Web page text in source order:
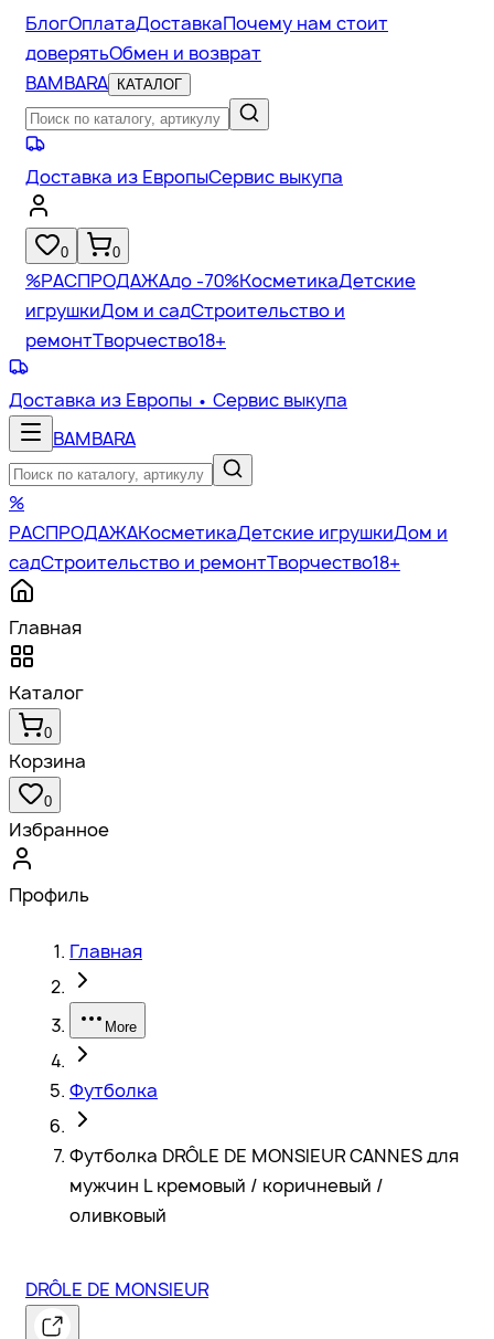
БлогОплатаДоставкаПочему нам стоит
доверятьОбмен и возврат
BAMBARA
КАТАЛОГ
Доставка из ЕвропыСервис выкупа
0 0
%РАСПРОДАЖАдо -70%КосметикаДетские
игрушкиДом и садСтроительство и
ремонтТворчество18+
Доставка из Европы • Сервис выкупа
BAMBARA
%
РАСПРОДАЖАКосметикаДетские игрушкиДом и
садСтроительство и ремонтТворчество18+
Главная
Каталог
0
Корзина
0
Избранное
Профиль
Главная
More
Футболка
Футболка DRÔLE DE MONSIEUR CANNES для
мужчин L кремовый / коричневый /
оливковый
DRÔLE DE MONSIEUR